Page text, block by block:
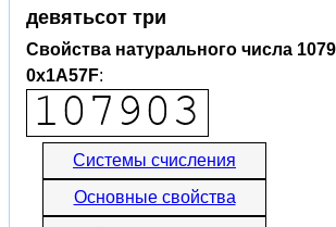
девятьсот три
Свойства натурального числа
0x1A57F:
Системы счисления
Основные свойства